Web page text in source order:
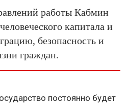
работы Кабмин
капитала и
безопасность и
граждан.
постоянно будет